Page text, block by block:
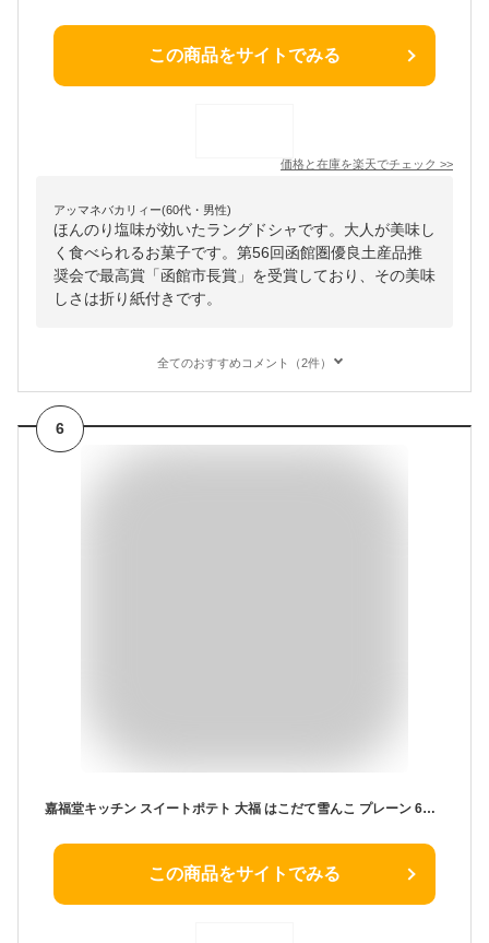
この商品をサイトでみる
価格と在庫を楽天でチェック >>
アッマネバカリィー(60代・男性)
ほんのり塩味が効いたラングドシャです。大人が美味し
く食べられるお菓子です。第56回函館圏優良土産品推
奨会で最高賞「函館市長賞」を受賞しており、その美味
しさは折り紙付きです。
全てのおすすめコメント（2件）
6
嘉福堂キッチン スイートポテト 大福 はこだて雪んこ プレーン 6個入 / サステナブル 北海道限定 函館 手作り スイーツ 取り寄せ 人気 菓子 冷凍
この商品をサイトでみる